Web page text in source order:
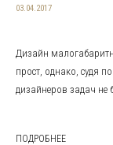
03.04.2017
Дизайн
прост, однако, судя
дизайнеров задач
ПОДРОБНЕЕ